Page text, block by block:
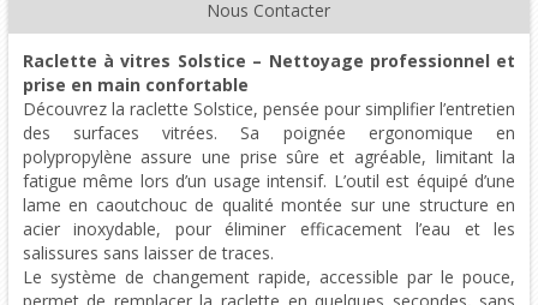
Nous Contacter
Raclette à vitres Solstice – Nettoyage professionnel et
prise en main confortable
Découvrez la raclette Solstice, pensée pour simplifier l’entretien
des surfaces vitrées. Sa poignée ergonomique en
polypropylène assure une prise sûre et agréable, limitant la
fatigue même lors d’un usage intensif. L’outil est équipé d’une
lame en caoutchouc de qualité montée sur une structure en
acier inoxydable, pour éliminer efficacement l’eau et les
salissures sans laisser de traces.
Le système de changement rapide, accessible par le pouce,